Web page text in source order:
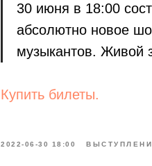
30 июня в 18:00
абсолютно новое
музыкантов. Живой
Купить билеты.
2022-06-30 18:00